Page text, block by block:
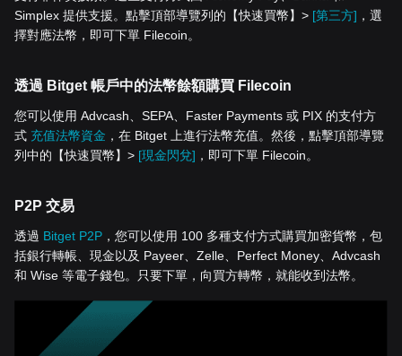
Simplex 提供支援。點擊頂部導覽列的【快速買幣】> [第三方] ，選
擇對應法幣，即可下單 Filecoin。
透過 Bitget 帳戶中的法幣餘額購買 Filecoin
您可以使用 Advcash、SEPA、Faster Payments 或 PIX 的支付方
式 充值法幣資金 ，在 Bitget 上進行法幣充值。然後，點擊頂部導覽
列中的【快速買幣】> [現金閃兌] ，即可下單 Filecoin。
P2P 交易
透過 Bitget P2P ，您可以使用 100 多種支付方式購買加密貨幣，包
括銀行轉帳、現金以及 Payeer、Zelle、Perfect Money、Advcash
和 Wise 等電子錢包。只要下單，向買方轉幣，就能收到法幣。